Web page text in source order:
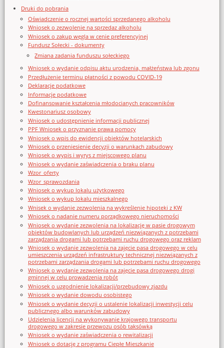
Druki do pobrania
Oświadczenie o rocznej wartości sprzedanego alkoholu
Wniosek o zezwolenie na sprzedaz alkoholu
Wniosek o zakup węgla w cenie preferencyjnej
Fundusz Sołecki - dokumenty
Zmiana zadania funduszu sołeckiego
Wniosek o wydanie odpisu aktu urodzenia, małżeństwa lub zgonu
Przedłużenie terminu płatności z powodu COVID-19
Deklaracje podatkowe
Informacje podatkowe
Dofinansowanie kształcenia młodocianych pracowników
Kwestonariusz osobowy
Wniosek o udostępnienie informacji publicznej
PPF Wniosek o przyznanie prawa pomocy
Wniosek o wpis do ewidencji obiektów hotelarskich
Wniosek o przeniesienie decyzji o warunkach zabudowy
Wniosek o wypis i wyrys z miejscowego planu
Wniosek o wydanie zaświadczenia o braku planu
Wzor_oferty
Wzor_sprawozdania
Wniosek o wykup lokalu użytkowego
Wniosek o wykup lokalu mieszkalnego
Wnisek o wydanie zezwolenia na wykreślenie hipoteki z KW
Wniosek o nadanie numeru porządkowego nieruchomości
Wniosek o wydanie zezwolenia na lokalizację w pasie drogowym
obiektów budowlanych lub urządzeń niezwiązanych z potrzebami
zarządzania drogami lub potrzebami ruchu drogowego oraz reklam
Wniosek o wydanie zezwolenia na zajęcie pasa drogowego w celu
umieszczenia urządzeń infrastruktury technicznej niezwiązanych z
potrzebami zarządzania drogami lub potrzebami ruchu drogowego
Wniosek o wydanie zezwolenia na zajęcie pasa drogowego drogi
gminnej w celu prowadzenia robót
Wniosek o uzgodnienie lokalizacji/przebudowy zjazdu
Wniosek o wydanie dowodu osobistego
Wniosek o wydanie decyzji o ustalenie lokalizacji inwestycji celu
publicznego albo warunków zabudowy
Udzielenia licencji na wykonywanie krajowego transportu
drogowego w zakresie przewozu osób taksówką
Wniosek o wydanie zaświadczenia o rewitalizacji
Wniosek o dotację z programu Ciepłe Mieszkanie